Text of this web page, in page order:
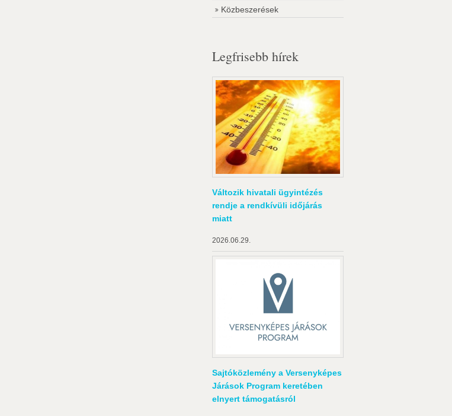
Közbeszerések
Legfrisebb hírek
Változik hivatali ügyintézés
rendje a rendkívüli időjárás
miatt
2026.06.29.
Sajtóközlemény a Versenyképes
Járások Program keretében
elnyert támogatásról